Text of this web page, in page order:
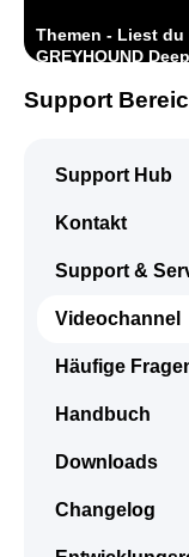
Support
Support Hub
Kontakt
Support &
Videochannel
Häufige
Handbuch
Downloads
Changelog
Themen - Liest
GREYHOUND
31. März 2024
UNITY 4.2
15. Dezember
KI-gestützte
11. Juli 2023
WhatsApp,
7. September 2022
Updates für